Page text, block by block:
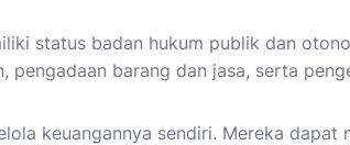
status badan hukum publik dan
barang dan jasa, serta
keuangannya sendiri. Mereka